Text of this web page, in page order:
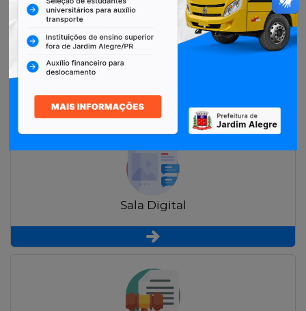
Restituição de Contribuintes
Sala Digital